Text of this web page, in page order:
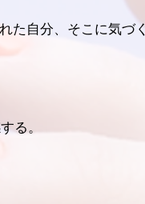
た自分、そこに気づ
る。